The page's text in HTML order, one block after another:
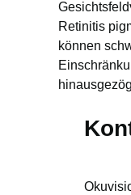
Retinitis
können